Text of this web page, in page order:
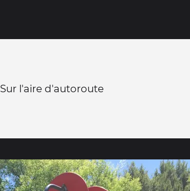
Sur l'aire d'autoroute